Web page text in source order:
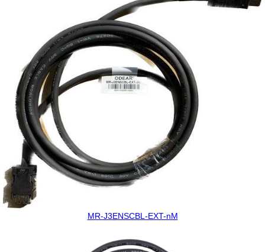
MR-J3ENSCBL-EXT-nM